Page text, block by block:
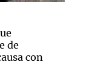
de
con